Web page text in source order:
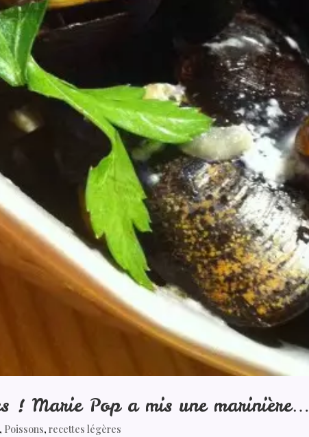
! Marie Pop a mis une marinière…
, Poissons,recettes légères